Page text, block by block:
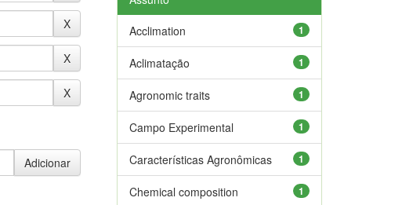
1
Acclimation
1
Aclimatação
1
Agronomic traits
1
Campo Experimental
1
Características Agronômicas
1
Chemical composition